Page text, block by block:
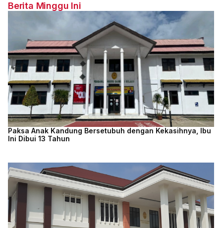
Berita Minggu Ini
Paksa Anak Kandung Bersetubuh dengan Kekasihnya, Ibu
Ini Dibui 13 Tahun